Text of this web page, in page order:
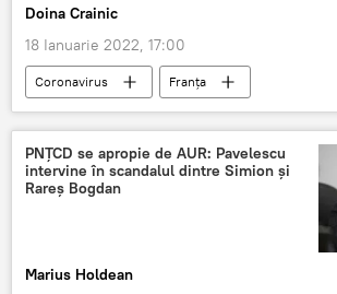
Doina Crainic
18 Ianuarie 2022, 17:00
Coronavirus
Franța
Certificat de vaccinare
PNȚCD se apropie de AUR: Pavelescu
intervine în scandalul dintre Simion și
Rareș Bogdan
Marius Holdean